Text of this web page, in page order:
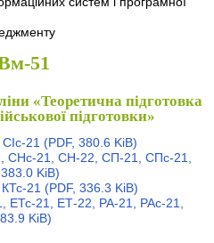
51
«Теоретична підготовка
підготовки»
21 (PDF, 380.6 KiB)
СНс-21, СН-22, СП-21, СПс-21,
KiB)
21 (PDF, 336.3 KiB)
ЕТс-21, ЕТ-22, РА-21, РАс-21,
KiB)